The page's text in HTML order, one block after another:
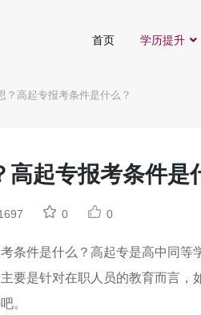
首页 学历提升
？高起专报考条件是什么？
起专报考条件是
0 0
条件是什么？高起专是高中同等
要是针对在职人员的教育而言，
。